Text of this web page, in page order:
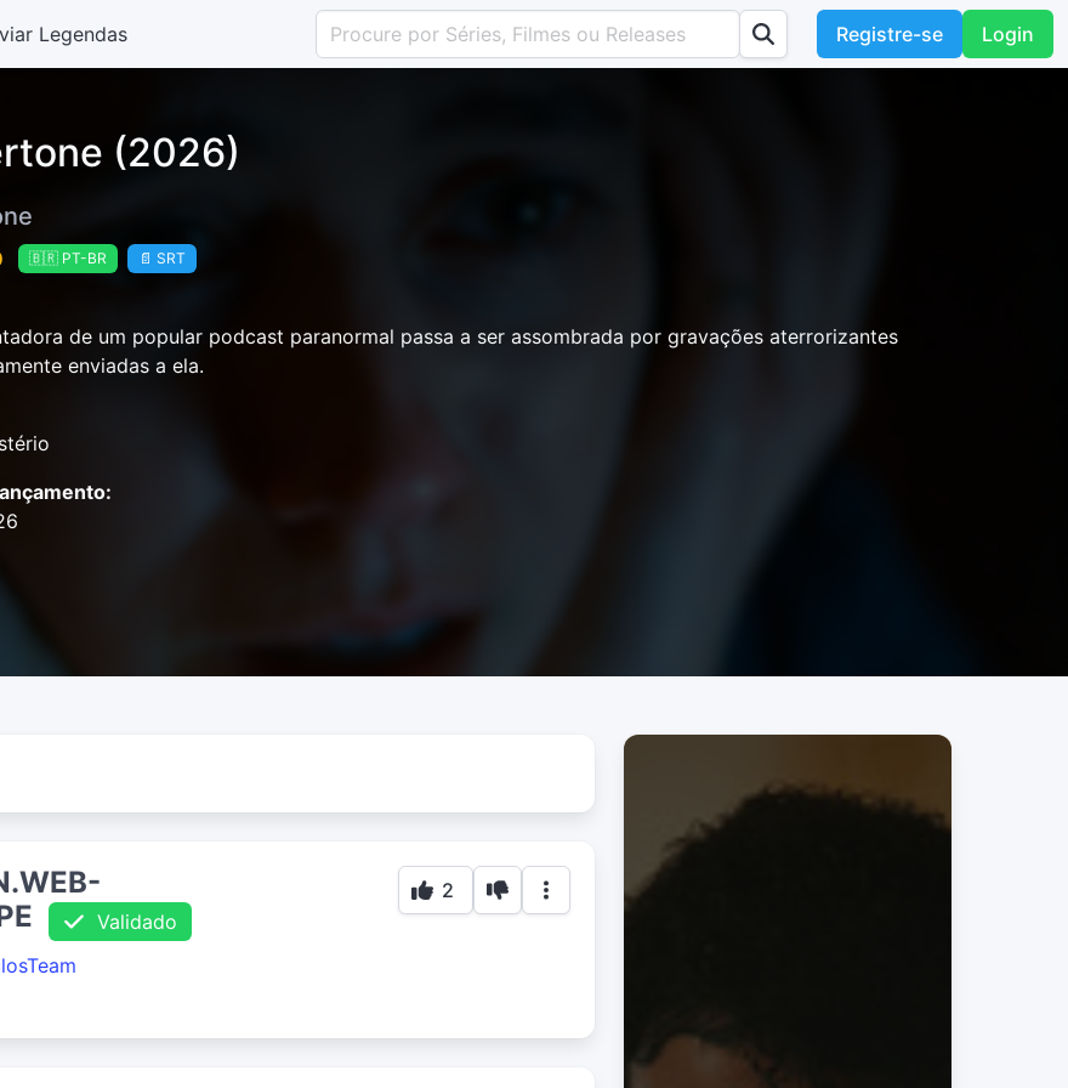
Legendas Registre-se Login
(2026)
🇧🇷 PT-BR 📄 SRT
de um popular podcast paranormal passa a ser assombrada por gravações aterrorizantes
enviadas a ela.
Validado
2